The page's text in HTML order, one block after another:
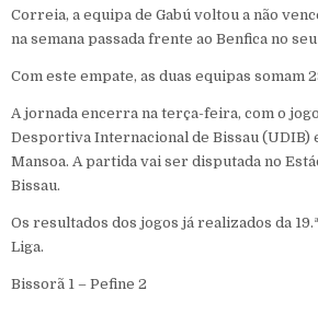
Correia, a equipa de Gabú voltou a não
na semana passada frente ao Benfica no
Com este empate, as duas equipas somam
A jornada encerra na terça-feira, com o
Desportiva Internacional de Bissau (UDIB)
Mansoa. A partida vai ser disputada no
Bissau.
Os resultados dos jogos já realizados da
Liga.
Bissorã 1 – Pefine 2